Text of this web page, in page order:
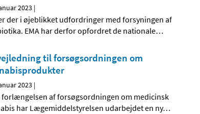
2023 |
der i øjeblikket udfordringer med forsyningen af
EMA har derfor opfordret de nationale…
til forsøgsordningen om
2023 |
forlængelsen af forsøgsordningen om medicinsk
har Lægemiddelstyrelsen udarbejdet en ny…